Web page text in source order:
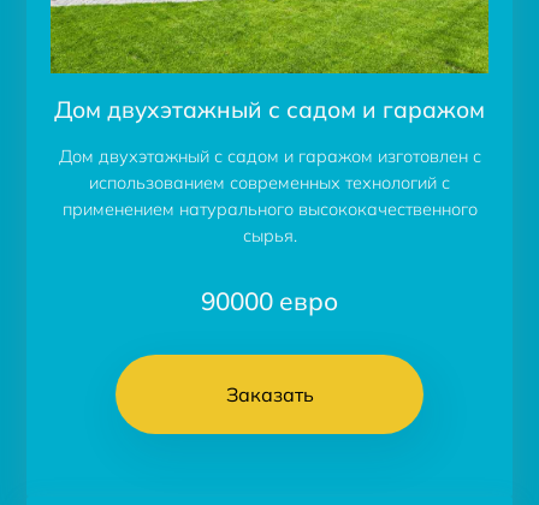
Дом двухэтажный с садом и гаражом
Дом двухэтажный с садом и гаражом изготовлен с
использованием современных технологий с
применением натурального высококачественного
сырья.
90000 евро
Заказать